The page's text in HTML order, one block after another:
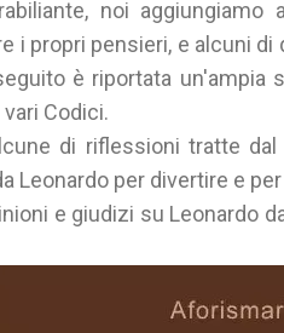
noi aggiungiamo
i propri pensieri, e alcuni di
è riportata un'ampia
Codici.
di riflessioni tratte
Leonardo per divertire e
e giudizi su Leonardo